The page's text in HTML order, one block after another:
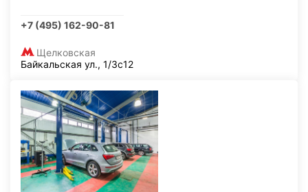
+7 (495) 162-90-81
Щелковская
Байкальская ул., 1/3с12